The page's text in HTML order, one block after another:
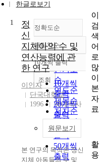
한글로보기
정확도순
정확도
순
인기도
순
연도순
제목순
저자순
발행기
관순
내림차순
내림차순
10개씩 출력
10개씩
출력
20개씩
출력
30개씩
출력
50개씩
출력
조회
1
정
신
지체아의 수 및
연산능력에 관
한 연구
이인자
단국대학교
1996
국내석사
원문보기
본 연구의 목적은 정신
지체 아동들의 수 및
이
검
색
어
로
많
이
본
자
료
활
용